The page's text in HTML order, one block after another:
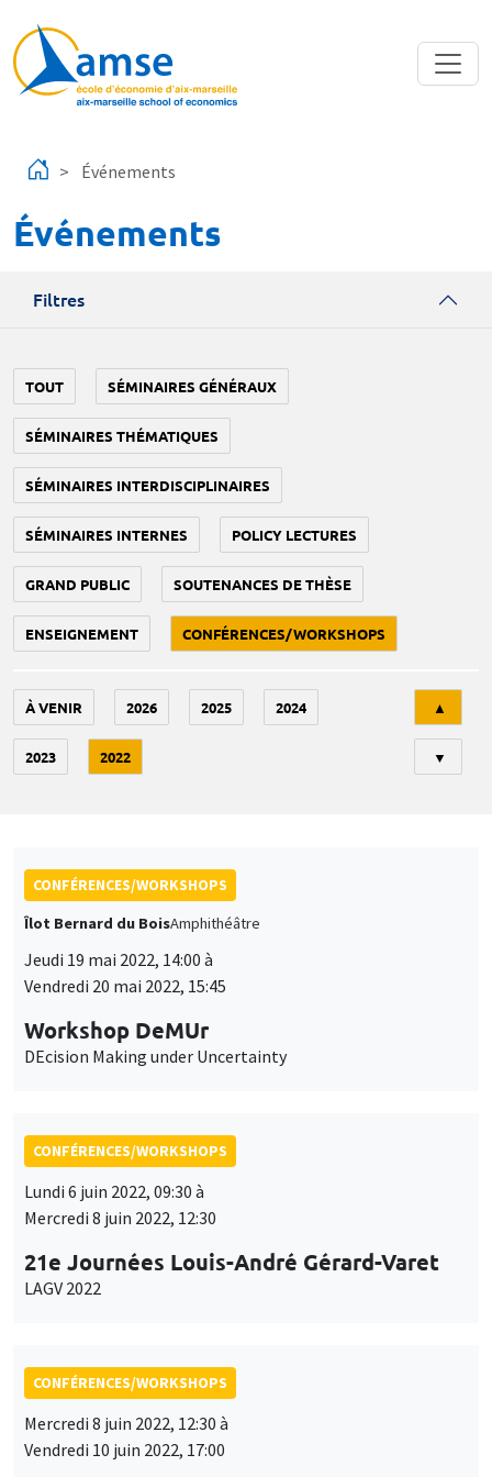
Événements
Événements
Filtres
TOUT SÉMINAIRES GÉNÉRAUX
SÉMINAIRES THÉMATIQUES
SÉMINAIRES INTERDISCIPLINAIRES
SÉMINAIRES INTERNES POLICY LECTURES
GRAND PUBLIC SOUTENANCES DE THÈSE
ENSEIGNEMENT CONFÉRENCES/WORKSHOPS
À VENIR 2026 2025 2024
2023 2022
▲
▼
CONFÉRENCES/WORKSHOPS
Îlot Bernard du BoisAmphithéâtre
Jeudi 19 mai 2022, 14:00 à
Vendredi 20 mai 2022, 15:45
Workshop DeMUr
DEcision Making under Uncertainty
CONFÉRENCES/WORKSHOPS
Lundi 6 juin 2022, 09:30 à
Mercredi 8 juin 2022, 12:30
21e Journées Louis-André Gérard-Varet
LAGV 2022
CONFÉRENCES/WORKSHOPS
Mercredi 8 juin 2022, 12:30 à
Vendredi 10 juin 2022, 17:00